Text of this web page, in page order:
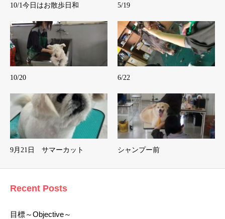
10/1今日はお散歩日和 5/19
10/20 6/22
9月21日 サマーカット シャンプー前
Recent Posts
目標～Objective～